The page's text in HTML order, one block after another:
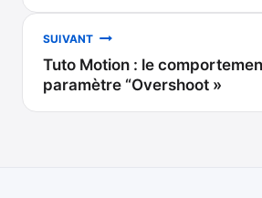
l’article
SUIVANT
Tuto Motion : le
paramètre “Overshoot »